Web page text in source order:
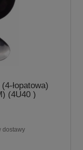
łopatowa)
(4U40 )
dostawy